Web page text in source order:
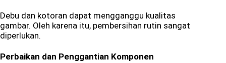
Debu dan kotoran dapat mengganggu kualitas
gambar. Oleh karena itu, pembersihan rutin sangat
diperlukan.
Perbaikan dan Penggantian Komponen